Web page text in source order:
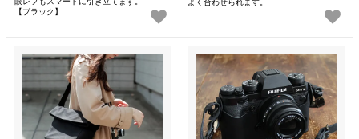
【ブラック】
よく合わせられます。